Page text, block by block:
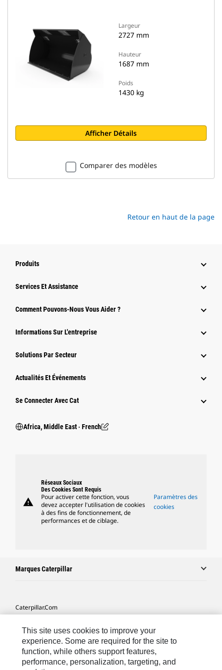
Largeur
2727 mm
Hauteur
1687 mm
Poids
1430 kg
Afficher Détails
Comparer des modèles
Retour en haut de la page
Produits
Services Et Assistance
Comment Pouvons-Nous Vous Aider ?
Informations Sur L'entreprise
Solutions Par Secteur
Actualités Et Événements
Se Connecter Avec Cat
Africa, Middle East ‧ French
warning
Réseaux Sociaux
Des Cookies Sont Requis
Pour activer cette fonction, vous
devez accepter l'utilisation de cookies
à des fins de fonctionnement, de
performances et de ciblage.
Paramètres des
cookies
Marques Caterpillar
Caterpillar.com
Mes Préférences Marketing
Plan Du Site
This site uses cookies to improve your
experience. Some are required for the site to
function, while others support features,
performance, personalization, targeting, and